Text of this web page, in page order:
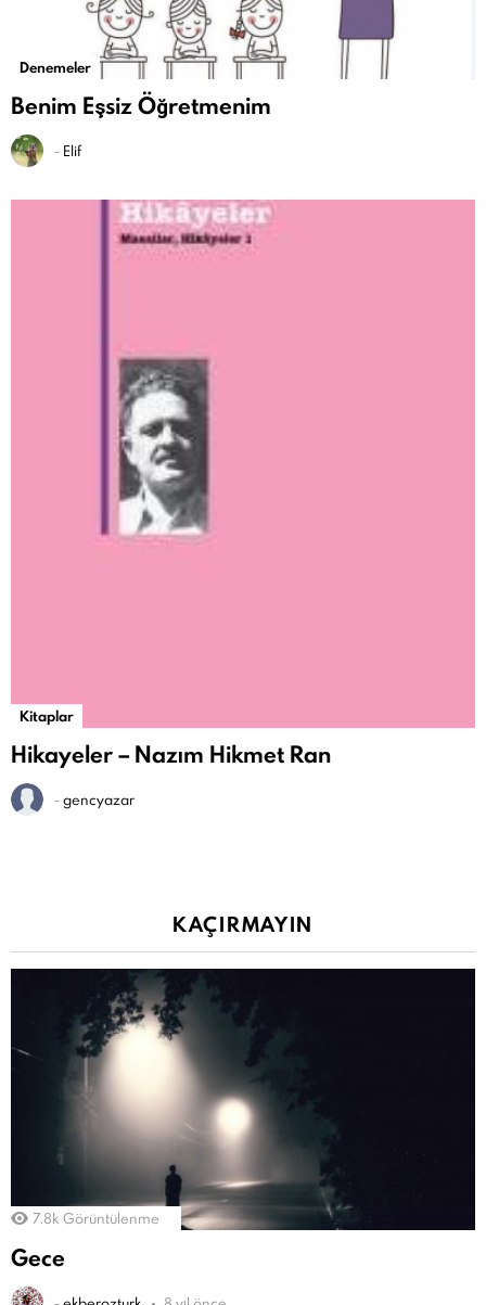
Denemeler
Benim Eşsiz Öğretmenim
- Elif
Kitaplar
Hikayeler – Nazım Hikmet Ran
-gencyazar
KAÇIRMAYIN
7.8k Görüntülenme
Gece